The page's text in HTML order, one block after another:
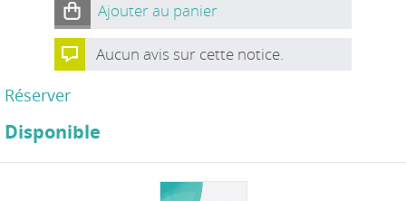
Ajouter au panier
Aucun avis sur cette notice.
Réserver
Disponible